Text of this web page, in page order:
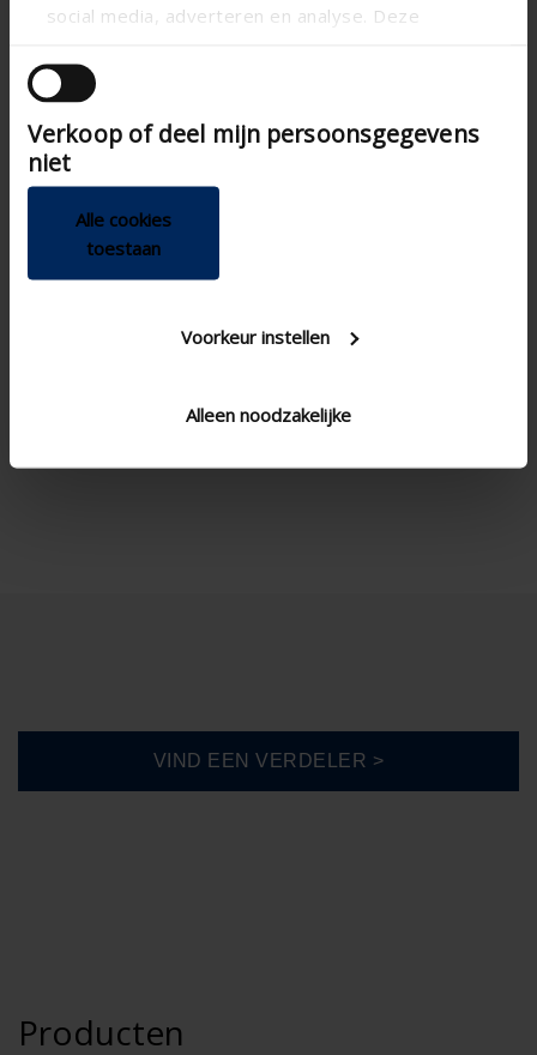
social media, adverteren en analyse. Deze
andere informatie die u aan ze heeft verstrekt of
die ze hebben verzameld op basis van uw gebruik
van hun services.
Verkoop of deel mijn persoonsgegevens
niet
Alle cookies
toestaan
Voorkeur instellen
Alleen noodzakelijke
Producten